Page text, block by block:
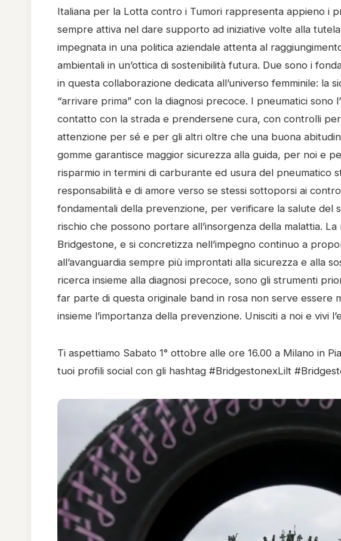
Italiana per la Lotta contro i Tumori rappresenta appieno i
sempre attiva nel dare supporto ad iniziative volte alla
impegnata in una politica aziendale attenta al
ambientali in un’ottica di sostenibilità futura. Due sono i
in questa collaborazione dedicata all’universo femminile: la
“arrivare prima” con la diagnosi precoce. I pneumatici sono
contatto con la strada e prendersene cura, con controlli
attenzione per sé e per gli altri oltre che una buona
gomme garantisce maggior sicurezza alla guida, per noi e
risparmio in termini di carburante ed usura del pneumatico
responsabilità e di amore verso se stessi sottoporsi ai
fondamentali della prevenzione, per verificare la salute del
rischio che possono portare all’insorgenza della malattia.
Bridgestone, e si concretizza nell’impegno continuo a
all’avanguardia sempre più improntati alla sicurezza e alla
ricerca insieme alla diagnosi precoce, sono gli strumenti
far parte di questa originale band in rosa non serve essere
insieme l’importanza della prevenzione. Unisciti a noi e vivi
Ti aspettiamo Sabato 1° ottobre alle ore 16.00 a Milano in
tuoi profili social con gli hashtag #BridgestonexLilt